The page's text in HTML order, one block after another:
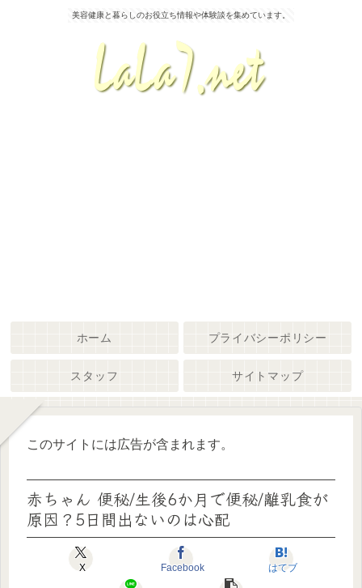
美容健康と暮らしのお役立ち情報や体験談を集めています。
ホーム プライバシーポリシー
スタッフ サイトマップ
このサイトには広告が含まれます。
赤ちゃん 便秘/生後6か月で便秘/離乳食が
原因？5日間出ないのは心配
X Facebook はてブ